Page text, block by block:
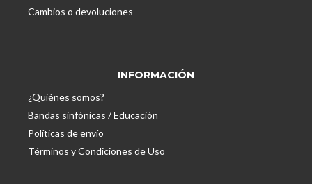
Cambios o devoluciones
INFORMACIÓN
¿Quiénes somos?
Bandas sinfónicas / Educación
Políticas de envío
Términos y Condiciones de Uso